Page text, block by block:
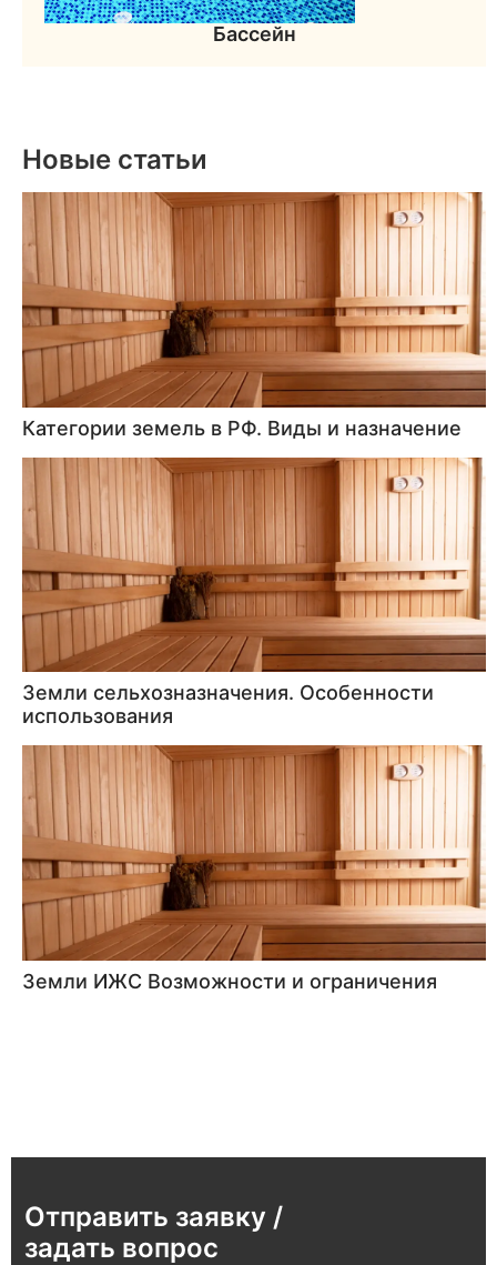
Бассейн
Новые статьи
Категории земель в РФ. Виды и назначение
Земли сельхозназначения. Особенности
использования
Земли ИЖС Возможности и ограничения
Отправить заявку /
задать вопрос